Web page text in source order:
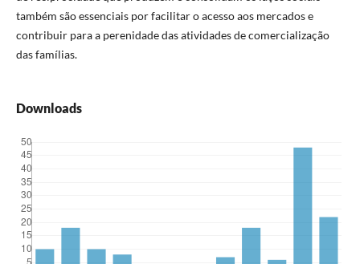
também são essenciais por facilitar o acesso aos mercados e
contribuir para a perenidade das atividades de comercialização
das famílias.
Downloads